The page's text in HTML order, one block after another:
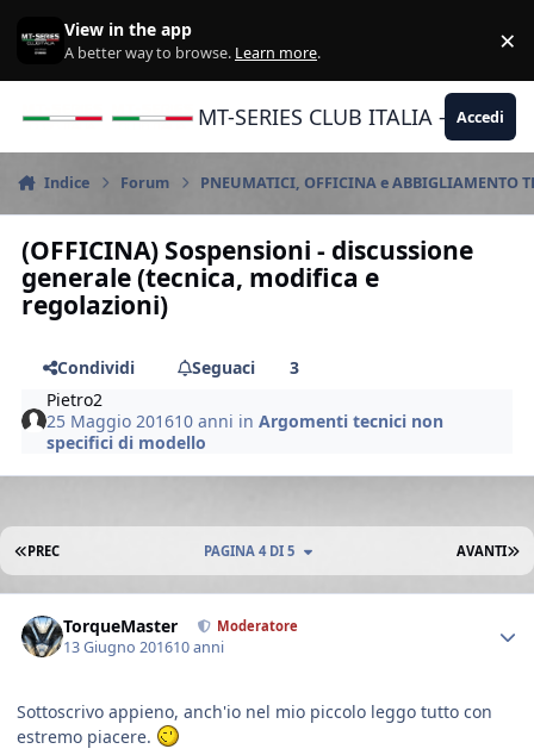
View in the app
A better way to browse. Learn more. ×
MT-SERIES CLUB ITALIA -Accedi
Indice Forum PNEUMATICI, OFFICINA e ABBIGLIAMENTO
(OFFICINA) Sospensioni - discussione
generale (tecnica, modifica e
regolazioni)
Condividi Seguaci
3
Pietro2
25 Maggio 201610 anni inArgomenti tecnici non
specifici di modello
PRIMA PAGINA
PREC AVANTI
PAGINA 4 DI 5
TorqueMaster Moderatore
13 Giugno 201610 anni
Sottoscrivo appieno, anch'io nel mio piccolo leggo tutto con
estremo piacere.